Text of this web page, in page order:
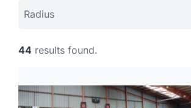
44 results found.